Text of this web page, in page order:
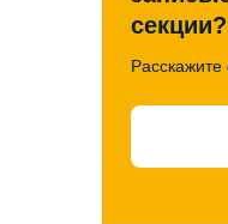
секции?
Расскажите